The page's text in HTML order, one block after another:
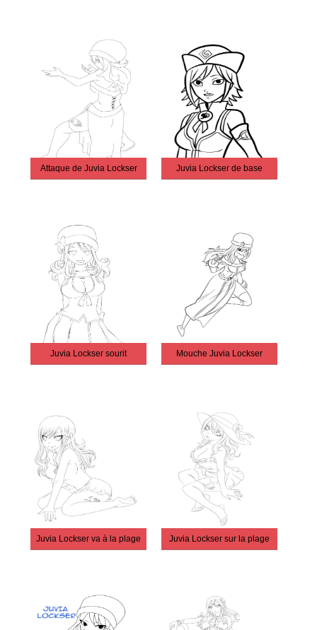
Attaque de Juvia Lockser Juvia Lockser de base
Juvia Lockser sourit Mouche Juvia Lockser
Juvia Lockser va à la plage Juvia Lockser sur la plage